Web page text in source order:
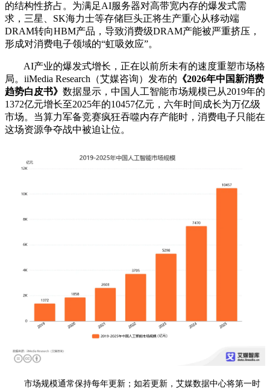
的结构性挤占。为满足AI服务器对高带宽内存的爆发式需
求，三星、SK海力士等存储巨头正将生产重心从移动端
DRAM转向HBM产品，导致消费级DRAM产能被严重挤压，
形成对消费电子领域的“虹吸效应”。
AI产业的爆发式增长，正在以前所未有的速度重塑市场格
局。iiMedia Research（艾媒咨询）发布的 《2026年中国新消费
趋势白皮书》 数据显示，中国人工智能市场规模已从2019年的
1372亿元增长至2025年的10457亿元，六年时间成长为万亿级
市场。当算力军备竞赛疯狂吞噬内存产能时，消费电子只能在
这场资源争夺战中被迫让位。
市场规模通常保持每年更新；如若更新，艾媒数据中心将第一时